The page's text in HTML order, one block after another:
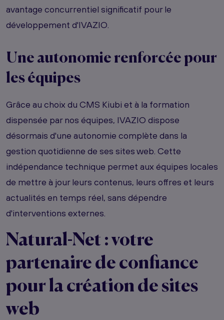
avantage concurrentiel significatif pour le
développement d'IVAZIO.
Une autonomie renforcée pour
les équipes
Grâce au choix du CMS Kiubi et à la formation
dispensée par nos équipes, IVAZIO dispose
désormais d'une autonomie complète dans la
gestion quotidienne de ses sites web. Cette
indépendance technique permet aux équipes locales
de mettre à jour leurs contenus, leurs offres et leurs
actualités en temps réel, sans dépendre
d'interventions externes.
Natural-Net : votre
partenaire de confiance
pour la création de sites
web